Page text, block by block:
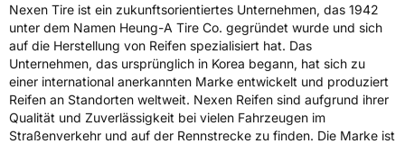
Nexen Tire ist ein zukunftsorientiertes Unternehmen, das 1942
unter dem Namen Heung-A Tire Co. gegründet wurde und sich
auf die Herstellung von Reifen spezialisiert hat. Das
Unternehmen, das ursprünglich in Korea begann, hat sich zu
einer international anerkannten Marke entwickelt und produziert
Reifen an Standorten weltweit. Nexen Reifen sind aufgrund ihrer
Qualität und Zuverlässigkeit bei vielen Fahrzeugen im
Straßenverkehr und auf der Rennstrecke zu finden. Die Marke ist